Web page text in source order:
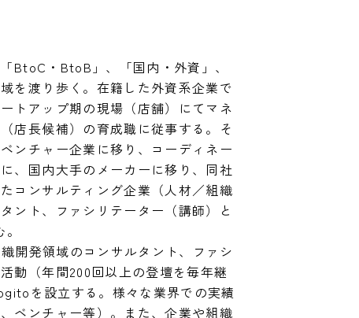
BtoC・BtoB」、「国内・外資」、
を渡り歩く。在籍した外資系企業で
トアップ期の現場（店舗）にてマネ
店長候補）の育成職に従事する。そ
ンチャー企業に移り、コーディネー
、国内大手のメーカーに移り、同社
コンサルティング企業（人材／組織
ント、ファシリテーター（講師）と
開発領域のコンサルタント、ファシ
動（年間200回以上の登壇を毎年継
を設立する。様々な業界での実績
ベンチャー等）。また、企業や組織